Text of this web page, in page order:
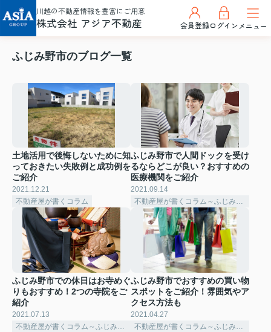
川越の不動産情報を豊富にご用意
株式会社 アジア不動産 会員登録ログインメニュー
ふじみ野市のブログ一覧
土地活用で後悔しないために知
っておきたい失敗例と成功例を
ご紹介
2021.12.21
不動産屋が書くコラム
ふじみ野市で人間ドックを受け
るならどこが良い？おすすめの
医療機関をご紹介
2021.09.14
不動産屋が書くコラム～ふじみ野市～
ふじみ野市での休日はお寺めぐ
りもおすすめ！2つの寺院をご
紹介
2021.07.13
ふじみ野市でおすすめの買い物
スポットをご紹介！雰囲気やア
クセス方法も
2021.04.27